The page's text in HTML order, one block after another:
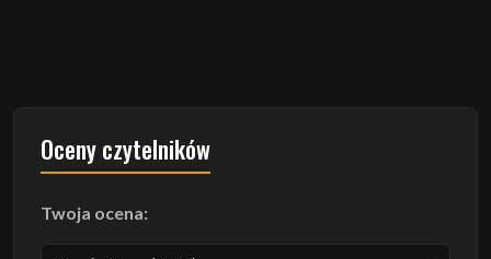
Oceny czytelników
Twoja ocena: